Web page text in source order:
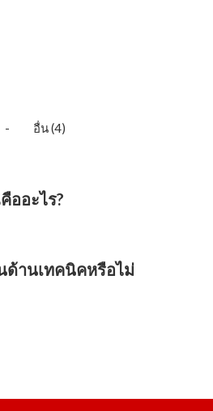
อื่น(4)
ออะไร?
ด้านเทคนิคหรือไม่